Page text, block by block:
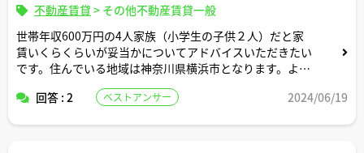
不動産賃貸 > その他不動産賃貸一般
世帯年収600万円の4人家族（小学生の子供２人）だと家
賃いくらくらいが妥当かについてアドバイスいただきたい
です。住んでいる地域は神奈川県横浜市となります。よろ
回答 : 2
ベストアンサー 2024/06/19